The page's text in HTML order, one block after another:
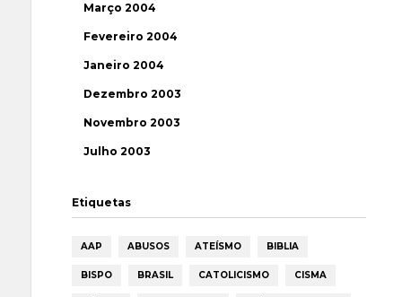
Março 2004
Fevereiro 2004
Janeiro 2004
Dezembro 2003
Novembro 2003
Julho 2003
Etiquetas
AAP ABUSOS ATEÍSMO BIBLIA
BISPO BRASIL CATOLICISMO CISMA